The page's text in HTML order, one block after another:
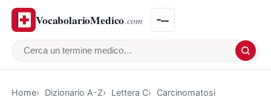
VocabolarioMedico.com
Cerca un termine medico
Home Dizionario A-Z Lettera C Carcinomatosi